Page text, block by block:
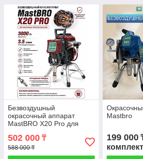
Безвоздушный
окрасочный аппарат
MastBRO X20 Pro для
502 000 ₸
588 000 ₸
Mastbro
199 000
комплект